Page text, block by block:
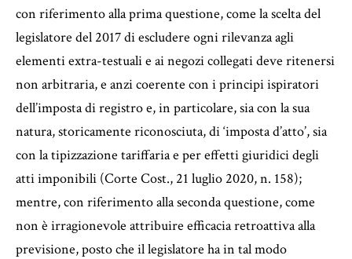
con riferimento alla prima questione, come la scelta del
legislatore del 2017 di escludere ogni rilevanza agli
elementi extra-testuali e ai negozi collegati deve ritenersi
non arbitraria, e anzi coerente con i principi ispiratori
dell’imposta di registro e, in particolare, sia con la sua
natura, storicamente riconosciuta, di ‘imposta d’atto’, sia
con la tipizzazione tariffaria e per effetti giuridici degli
atti imponibili (Corte Cost., 21 luglio 2020, n. 158);
mentre, con riferimento alla seconda questione, come
non è irragionevole attribuire efficacia retroattiva alla
previsione, posto che il legislatore ha in tal modo